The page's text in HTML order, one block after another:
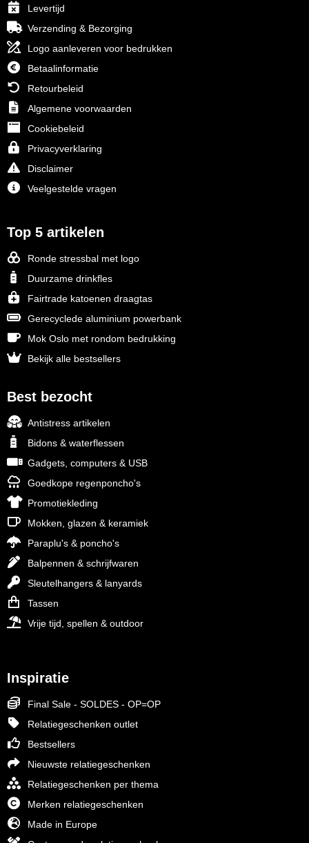
Levertijd
Verzending & Bezorging
Logo aanleveren voor bedrukken
Betaalinformatie
Retourbeleid
Algemene voorwaarden
Cookiebeleid
Privacyverklaring
Disclaimer
Veelgestelde vragen
Top 5 artikelen
Ronde stressbal met logo
Duurzame drinkfles
Fairtrade katoenen draagtas
Gerecyclede aluminium powerbank
Mok Oslo met rondom bedrukking
Bekijk alle bestsellers
Best bezocht
Antistress artikelen
Bidons & waterflessen
Gadgets, computers & USB
Goedkope regenponcho's
Promotiekleding
Mokken, glazen & keramiek
Paraplu's & poncho's
Balpennen & schrijfwaren
Sleutelhangers & lanyards
Tassen
Vrije tijd, spellen & outdoor
Inspiratie
Final Sale - SOLDES - OP=OP
Relatiegeschenken outlet
Bestsellers
Nieuwste relatiegeschenken
Relatiegeschenken per thema
Merken relatiegeschenken
Made in Europe